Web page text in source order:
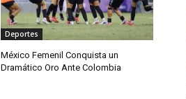
Deportes
México Femenil Conquista un
Dramático Oro Ante Colombia